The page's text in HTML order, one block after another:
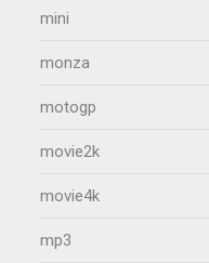
mini
monza
motogp
movie2k
movie4k
mp3